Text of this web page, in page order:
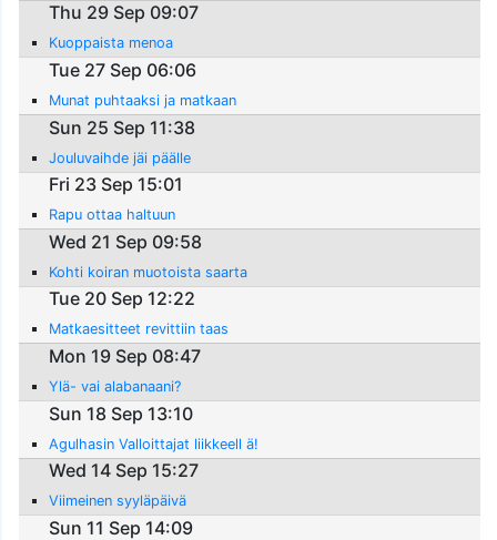
Thu 29 Sep 09:07
Kuoppaista menoa
Tue 27 Sep 06:06
Munat puhtaaksi ja matkaan
Sun 25 Sep 11:38
Jouluvaihde jäi päälle
Fri 23 Sep 15:01
Rapu ottaa haltuun
Wed 21 Sep 09:58
Kohti koiran muotoista saarta
Tue 20 Sep 12:22
Matkaesitteet revittiin taas
Mon 19 Sep 08:47
Ylä- vai alabanaani?
Sun 18 Sep 13:10
Agulhasin Valloittajat liikkeell ä!
Wed 14 Sep 15:27
Viimeinen syyläpäivä
Sun 11 Sep 14:09